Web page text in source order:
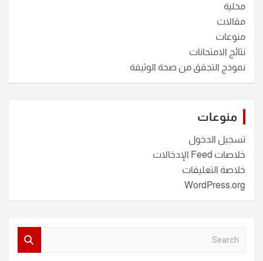
محلية
مقالات
منوعات
نتائج الامتحانات
نموذج التجقق من صحة الوثيقة
منوعات
تسجيل الدخول
خلاصات Feed الإدخالات
خلاصة التعليقات
WordPress.org